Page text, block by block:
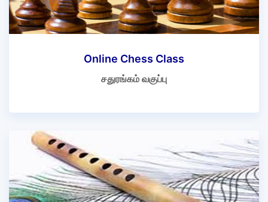
Online Chess Class
சதுரங்கம் வகுப்பு